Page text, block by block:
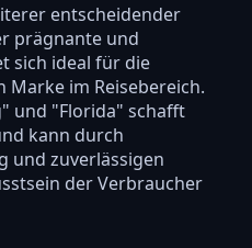
entscheidender
prägnante und
sich ideal für die
im Reisebereich.
und "Florida" schafft
kann durch
und zuverlässigen
der Verbraucher